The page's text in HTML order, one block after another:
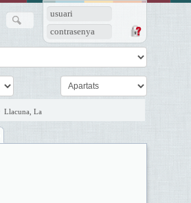
usuari
contrasenya
Llacuna, La